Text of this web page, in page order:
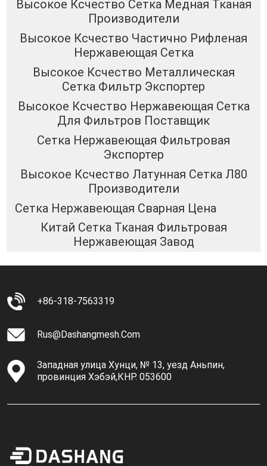
Высокое Ксчество Сетка Медная Тканая
Производители
Высокое Ксчество Частично Рифленая
Нержавеющая Сетка
Высокое Ксчество Металлическая
Сетка Фильтр Экспортер
Высокое Ксчество Нержавеющая Сетка
Для Фильтров Поставщик
Сетка Нержавеющая Фильтровая
Экспортер
Высокое Ксчество Латунная Сетка Л80
Производители
Сетка Нержавеющая Сварная Цена
Китай Сетка Тканая Фильтровая
Нержавеющая Завод
+86-318-7563319
Rus@dashangmesh.com
Западная улица Хунци, № 13, уезд Аньпин,
провинция Хэбэй,КНР. 053600